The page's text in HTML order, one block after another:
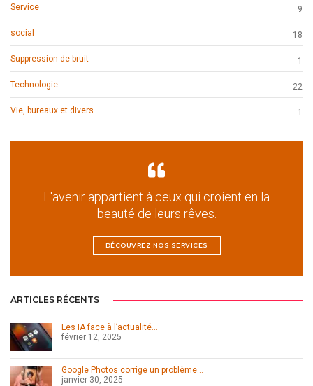
Service 9
social 18
Suppression de bruit 1
Technologie 22
Vie, bureaux et divers 1
L'avenir appartient à ceux qui croient en la
beauté de leurs rêves.
DÉCOUVREZ NOS SERVICES
ARTICLES RÉCENTS
Les IA face à l’actualité…
février 12, 2025
Google Photos corrige un problème…
janvier 30, 2025